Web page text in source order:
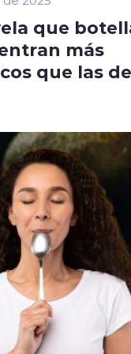
que
más
que las